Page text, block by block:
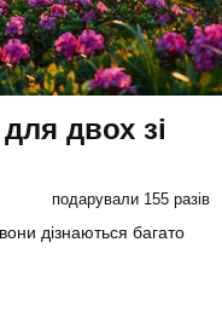
двох зі
подарували 155 разів
дізнаються багато